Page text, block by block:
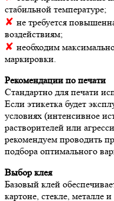
стабильной температуре;
✘ не требуется
воздействиям;
✘ необходим
маркировки.
Рекомендации по печати
Стандартно для печати
Если этикетка будет
условиях (интенсивное
растворителей или
рекомендуем проводить
подбора оптимального
Выбор клея
Базовый клей
картоне, стекле, металле